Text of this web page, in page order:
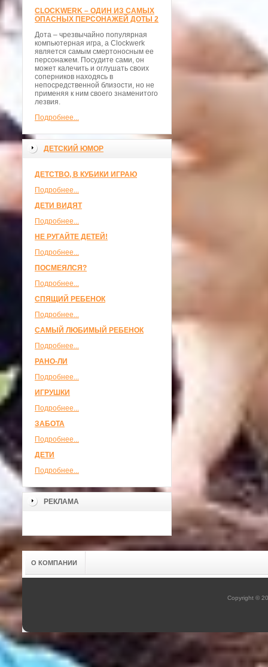
CLOCKWERK – ОДИН ИЗ САМЫХ
ОПАСНЫХ ПЕРСОНАЖЕЙ ДОТЫ 2
Дота – чрезвычайно популярная
компьютерная игра, а Clockwerk
является самым смертоносным ее
персонажем. Посудите сами, он
может калечить и оглушать своих
соперников находясь в
непосредственной близости, но не
применяя к ним своего знаменитого
лезвия.
Подробнее...
ДЕТСКИЙ ЮМОР
ДЕТСТВО, В КУБИКИ ИГРАЮ
Подробнее...
ДЕТИ ВИДЯТ
Подробнее...
НЕ РУГАЙТЕ ДЕТЕЙ!
Подробнее...
ПОСМЕЯЛСЯ?
Подробнее...
СПЯЩИЙ РЕБЕНОК
Подробнее...
САМЫЙ ЛЮБИМЫЙ РЕБЕНОК
Подробнее...
РАНО-ЛИ
Подробнее...
ИГРУШКИ
Подробнее...
ЗАБОТА
Подробнее...
ДЕТИ
Подробнее...
РЕКЛАМА
О КОМПАНИИ
Copyright ©